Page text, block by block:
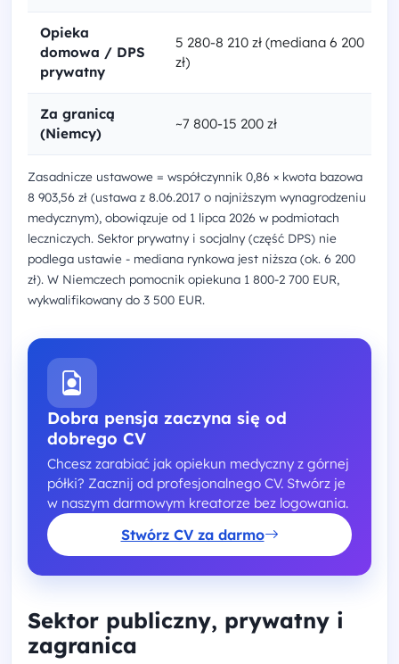
Opieka
domowa / DPS
prywatny
5 280-8 210 zł (mediana 6 200
zł)
Za granicą
(Niemcy)
~7 800-15 200 zł
Zasadnicze ustawowe = współczynnik 0,86 × kwota bazowa
8 903,56 zł (ustawa z 8.06.2017 o najniższym wynagrodzeniu
medycznym), obowiązuje od 1 lipca 2026 w podmiotach
leczniczych. Sektor prywatny i socjalny (część DPS) nie
podlega ustawie - mediana rynkowa jest niższa (ok. 6 200
zł). W Niemczech pomocnik opiekuna 1 800-2 700 EUR,
wykwalifikowany do 3 500 EUR.
Dobra pensja zaczyna się od
dobrego CV
Chcesz zarabiać jak opiekun medyczny z górnej
półki? Zacznij od profesjonalnego CV. Stwórz je
w naszym darmowym kreatorze bez logowania.
Stwórz CV za darmo
Sektor publiczny, prywatny i
zagranica